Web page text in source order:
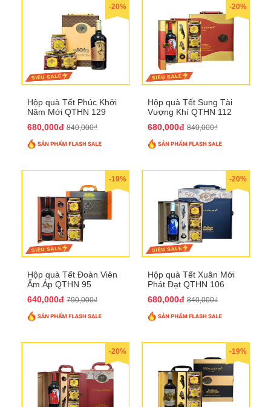
-20%
Hộp quà Tết Phúc Khởi
Năm Mới QTHN 129
680,000đ 840,000₫
-20%
Hộp quà Tết Sung Tài
Vượng Khí QTHN 112
680,000đ 840,000₫
-19%
Hộp quà Tết Đoàn Viên
Ấm Áp QTHN 95
640,000đ 790,000₫
-20%
Hộp quà Tết Xuân Mới
Phát Đạt QTHN 106
680,000đ 840,000₫
-20% -19%